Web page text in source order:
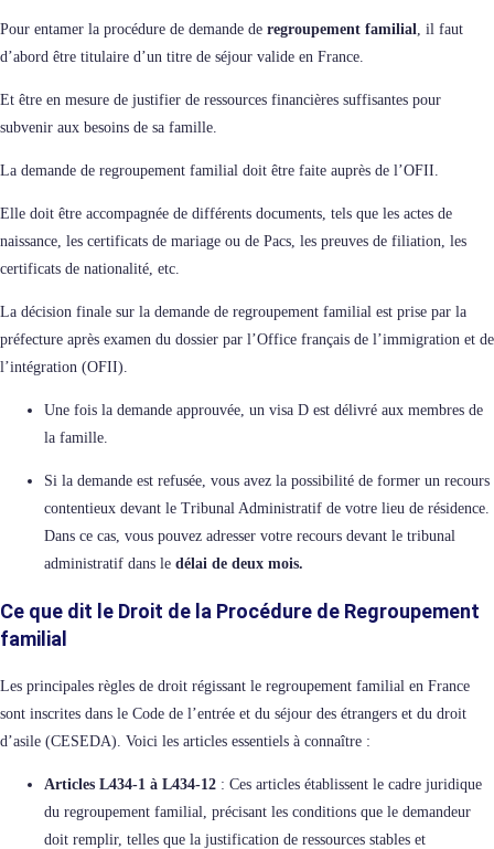
Pour entamer la procédure de demande de regroupement familial
, il faut
d’abord être titulaire d’un titre de séjour valide en France.
Et être en mesure de justifier de ressources financières suffisantes pour
subvenir aux besoins de sa famille.
La demande de regroupement familial doit être faite auprès de l’OFII.
Elle doit être accompagnée de différents documents, tels que les actes de
naissance, les certificats de mariage ou de Pacs, les preuves de filiation, les
certificats de nationalité, etc.
La décision finale sur la demande de regroupement familial est prise par la
préfecture après examen du dossier par l’Office français de l’immigration et de
l’intégration (OFII).
Une fois la demande approuvée, un visa D est délivré aux membres de
la famille.
Si la demande est refusée, vous avez la possibilité de former un recours
contentieux devant le Tribunal Administratif de votre lieu de résidence.
Dans ce cas, vous pouvez adresser votre recours devant le tribunal
administratif dans le délai de deux mois.
Ce que dit le Droit de la Procédure de Regroupement
familial
Les principales règles de droit régissant le regroupement familial en France
sont inscrites dans le Code de l’entrée et du séjour des étrangers et du droit
d’asile (CESEDA). Voici les articles essentiels à connaître :
Articles L434-1 à L434-12 : Ces articles établissent le cadre juridique
du regroupement familial, précisant les conditions que le demandeur
doit remplir, telles que la justification de ressources stables et